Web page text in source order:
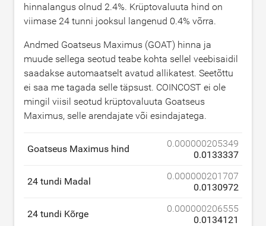
hinnalangus olnud 2.4%. Krüptovaluuta hind on
viimase 24 tunni jooksul langenud 0.4% võrra.
Andmed Goatseus Maximus (GOAT) hinna ja
muude sellega seotud teabe kohta sellel veebisaidil
saadakse automaatselt avatud allikatest. Seetõttu
ei saa me tagada selle täpsust. COINCOST ei ole
mingil viisil seotud krüptovaluuta Goatseus
Maximus, selle arendajate või esindajatega.
Goatseus Maximus hind
0.000000205349
0.0133337
24 tundi Madal
0.000000201707
0.0130972
24 tundi Kõrge
0.000000206555
0.0134121